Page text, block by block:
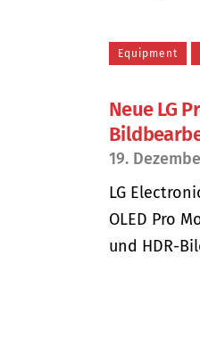
Equipment
Neue LG
19.
LG
OLED Pro
und HDR-